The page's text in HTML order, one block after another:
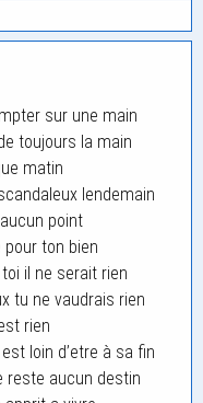
sur une main
toujours la main
matin
lendemain
point
ton bien
il ne serait rien
tu ne vaudrais rien
rien
loin d’etre à sa fin
reste aucun destin